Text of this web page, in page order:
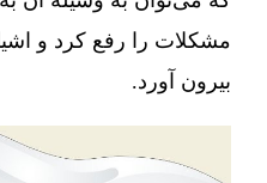
مشکلات را رفع کرد و
بیرون آورد.